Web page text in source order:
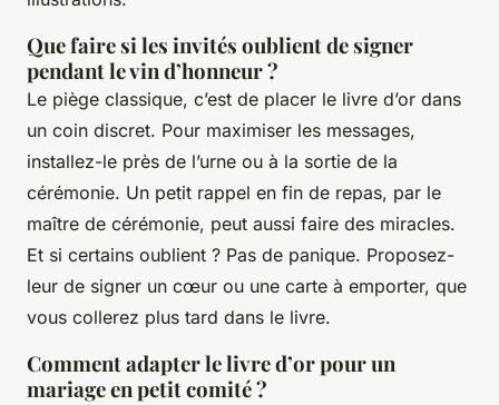
Que faire si les invités oublient de signer
pendant le vin d’honneur ?
Le piège classique, c’est de placer le livre d’or dans
un coin discret. Pour maximiser les messages,
installez-le près de l’urne ou à la sortie de la
cérémonie. Un petit rappel en fin de repas, par le
maître de cérémonie, peut aussi faire des miracles.
Et si certains oublient ? Pas de panique. Proposez-
leur de signer un cœur ou une carte à emporter, que
vous collerez plus tard dans le livre.
Comment adapter le livre d’or pour un
mariage en petit comité ?